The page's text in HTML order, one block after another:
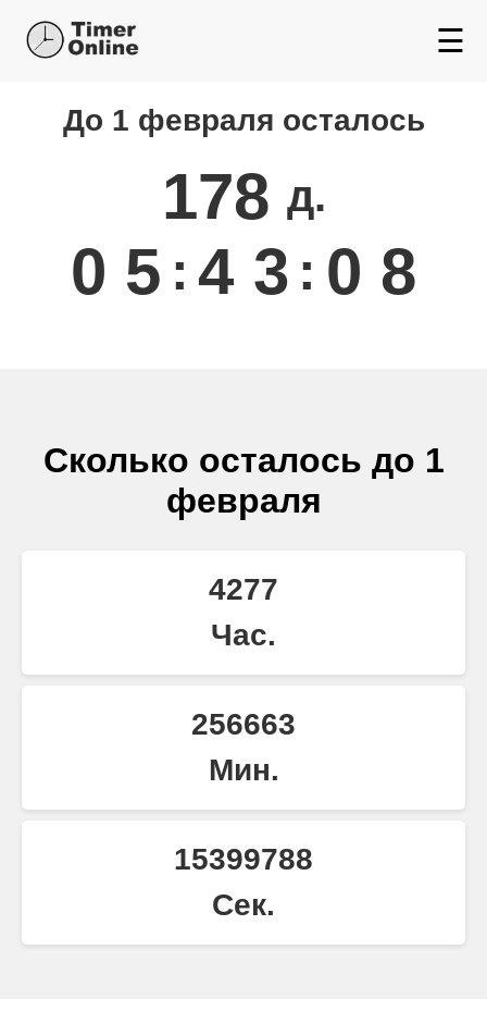
☰
Сколько осталось до Февраля
До 1 февраля осталось
178 д.
0 5 : 4 3 : 0 8
Сколько осталось до 1
февраля
4277
Час.
256663
Мин.
15399788
Сек.